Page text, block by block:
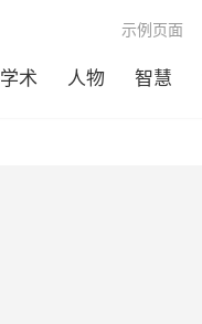
学术 人物 智慧
示例页面